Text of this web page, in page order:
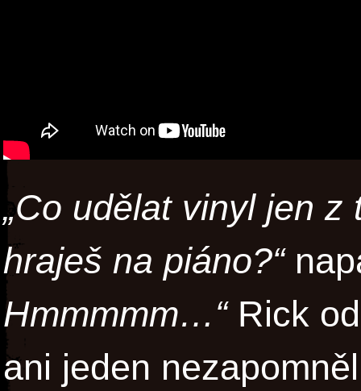
„Co udělat vinyl jen
hraješ na piáno?“
Hmmmmm…“Rick
ani jeden